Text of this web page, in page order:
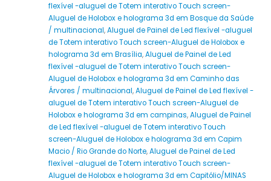
flexível -aluguel de Totem interativo Touch screen-
Aluguel de Holobox e holograma 3d em Bosque da Saúde
/ multinacional,Aluguel de Painel de Led flexível -aluguel
de Totem interativo Touch screen-Aluguel de Holobox e
holograma 3d em Brasília,Aluguel de Painel de Led
flexível -aluguel de Totem interativo Touch screen-
Aluguel de Holobox e holograma 3d em Caminho das
Árvores / multinacional,Aluguel de Painel de Led flexível -
aluguel de Totem interativo Touch screen-Aluguel de
Holobox e holograma 3d em campinas,Aluguel de Painel
de Led flexível -aluguel de Totem interativo Touch
screen-Aluguel de Holobox e holograma 3d em Capim
Macio / Rio Grande do Norte,Aluguel de Painel de Led
flexível -aluguel de Totem interativo Touch screen-
Aluguel de Holobox e holograma 3d em Capitólio/MINAS